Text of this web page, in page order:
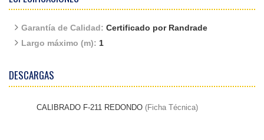
Garantía de Calidad: Certificado por Randrade
Largo máximo (m): 1
DESCARGAS
CALIBRADO F-211 REDONDO (Ficha Técnica)